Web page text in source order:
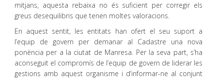
mitjans, aquesta rebaixa no és suficient per corregir els
greus desequilibris que tenen moltes valoracions.
En aquest sentit, les entitats han ofert el seu suport a
l’equip de govern per demanar al Cadastre una nova
ponència per a la ciutat de Manresa. Per la seva part, s’ha
aconseguit el compromís de l’equip de govern de liderar les
gestions amb aquest organisme i d’informar-ne al conjunt